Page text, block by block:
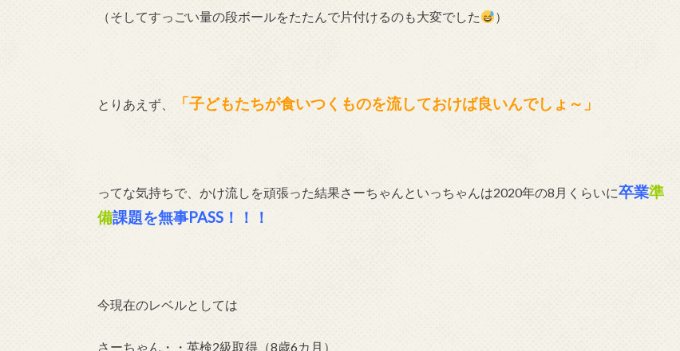
（そしてすっごい量の段ボールをたたんで片付けるのも大変でした ）
とりあえず、 「子どもたちが食いつくものを流しておけば良いんでしょ～」
ってな気持ちで、かけ流しを頑張った結果さーちゃんといっちゃんは2020年の8月くらいに卒業準
備課題を無事PASS！！！
今現在のレベルとしては
さーちゃん・・英検2級取得（8歳6カ月）